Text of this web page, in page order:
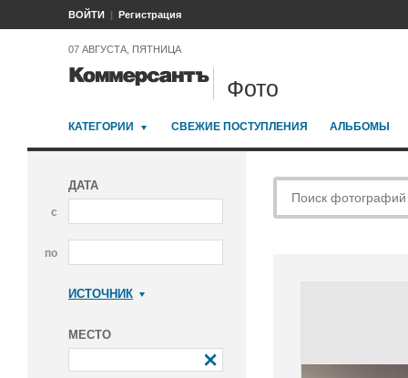
ВОЙТИ Регистрация
07 АВГУСТА, ПЯТНИЦА
Фото
КАТЕГОРИИ СВЕЖИЕ ПОСТУПЛЕНИЯ АЛЬБОМЫ
ДАТА
с
по
ИСТОЧНИК
МЕСТО